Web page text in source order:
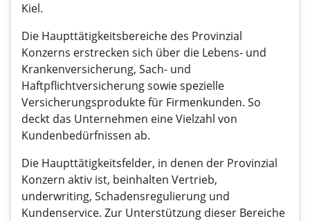
Kiel.
Die Haupttätigkeitsbereiche des Provinzial
Konzerns erstrecken sich über die Lebens- und
Krankenversicherung, Sach- und
Haftpflichtversicherung sowie spezielle
Versicherungsprodukte für Firmenkunden. So
deckt das Unternehmen eine Vielzahl von
Kundenbedürfnissen ab.
Die Haupttätigkeitsfelder, in denen der Provinzial
Konzern aktiv ist, beinhalten Vertrieb,
underwriting, Schadensregulierung und
Kundenservice. Zur Unterstützung dieser Bereiche